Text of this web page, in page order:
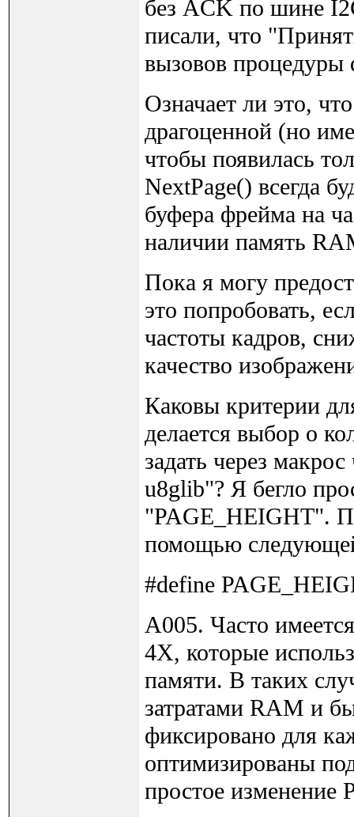
без ACK по шине
писали, что
вызовов процедуры
Означает ли это,
драгоценной (но
чтобы появилась
NextPage() всегда
буфера фрейма на
наличии память
Пока я могу
это попробовать,
частоты кадров,
качество
Каковы критерии
делается выбор о
задать через
u8glib"? Я бегло
"PAGE_HEIGHT".
помощью
#define
A005. Часто
4X, которые
памяти. В таких
затратами RAM и
фиксировано для
оптимизированы
простое изменение